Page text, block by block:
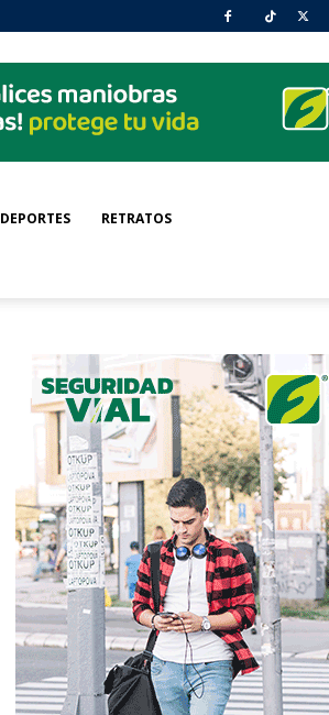
DEPORTES RETRATOS